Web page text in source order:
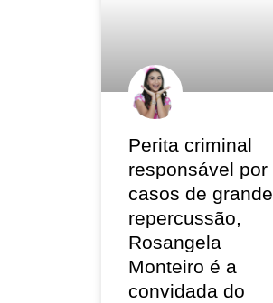
Perita criminal
responsável por
casos de grande
repercussão,
Rosangela
Monteiro é a
convidada do